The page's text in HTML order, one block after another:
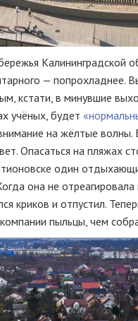
Калининградской
— попрохладнее.
кстати, в минувшие
учёных, будет
на жёлтые волны.
Опасаться на пляжах
один
она не
криков и отпустил.
пыльцы, чем